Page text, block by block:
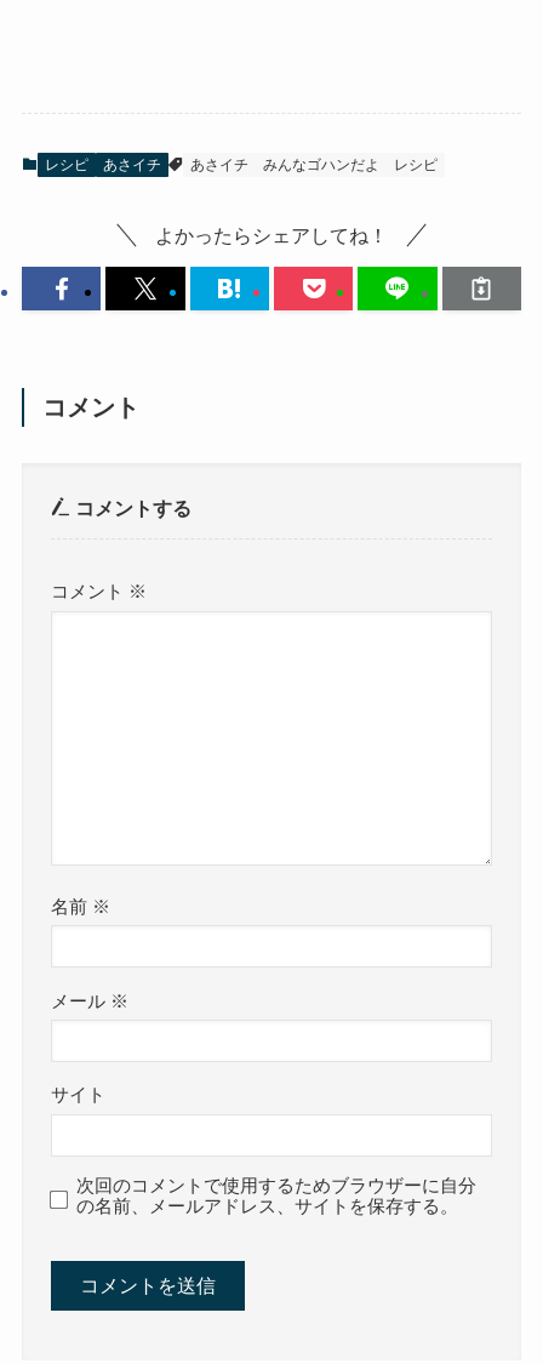
レシピ あさイチ あさイチ みんなゴハンだよ レシピ
よかったらシェアしてね！
コメント
コメントする
コメント ※
名前 ※
メール ※
サイト
次回のコメントで使用するためブラウザーに自分
の名前、メールアドレス、サイトを保存する。